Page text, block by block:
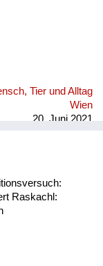
Tier und Alltag
Wien
20. Juni 2021
Raskachl: